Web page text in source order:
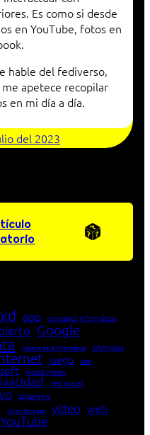
Es como si desde
en YouTube, fotos en
hable del fediverso,
apetece recopilar
en mi día a día.
del 2023
app concepto informático
Google
historia de la Informática Informática
juego lista
Mozilla Firefox
red social
streaming
Unión Europea vídeo web
YouTube